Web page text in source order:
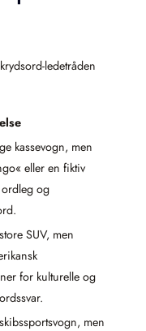
ledetråden
kassevogn, men
eller en fiktiv
og
SUV, men
for kulturelle og
men